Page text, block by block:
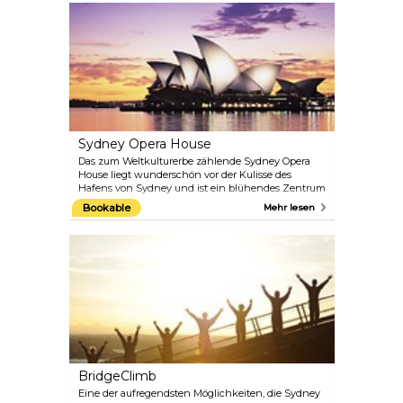
beobachten oder Koalas besuchen
möchten – all das können Sie in dieser
herrlichen Stadt erleben.
Sydney Opera House
Das zum Weltkulturerbe zählende Sydney Opera
House liegt wunderschön vor der Kulisse des
Hafens von Sydney und ist ein blühendes Zentrum
für Kunst, Kultur und Geschichte. Als „eines der
unbestreitbaren Meisterwerke menschlicher
Erleben Sie alles, was das Sydney Opera House zu
bieten hat, indem Sie an einer Führung
teilnehmen, eine Show besuchen und bei
Sonnenuntergang einen Cocktail in der Opera Bar
oder ein köstliches Essen im renommierten
Bennelong Restaurant genießen.
Bookable Mehr lesen
BridgeClimb
Eine der aufregendsten Möglichkeiten, die Sydney